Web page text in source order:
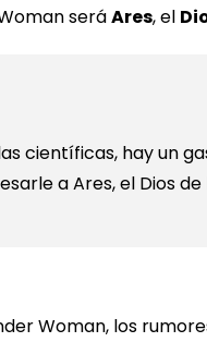
seráAres, el
científicas, hay un
a Ares, el Dios
Woman, los